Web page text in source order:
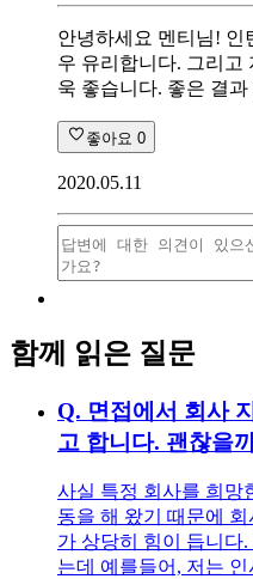
안녕하세요 멘티님! 인
우 유리합니다. 그리고
욱 좋습니다. 좋은 결
좋아요 0
2020.05.11
함께 읽은 질문
Q. 면접에서 회사
고 합니다. 괜찮을
사실 특정 회사를 희망
동을 해 왔기 때문에
가 상당히 힘이 듭니다
는데 예를들어, 저는